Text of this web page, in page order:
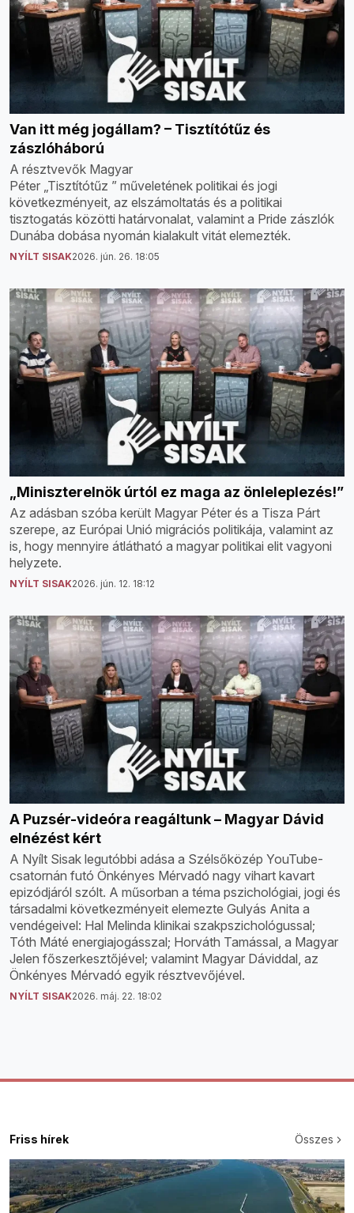
Van itt még jogállam? – Tisztítótűz és
zászlóháború
A résztvevők Magyar
Péter „Tisztítótűz ” műveletének politikai és jogi
következményeit, az elszámoltatás és a politikai
tisztogatás közötti határvonalat, valamint a Pride zászlók
Dunába dobása nyomán kialakult vitát elemezték.
NYÍLT SISAK2026. jún. 26. 18:05
„Miniszterelnök úrtól ez maga az önleleplezés!”
Az adásban szóba került Magyar Péter és a Tisza Párt
szerepe, az Európai Unió migrációs politikája, valamint az
is, hogy mennyire átlátható a magyar politikai elit vagyoni
helyzete.
NYÍLT SISAK2026. jún. 12. 18:12
A Puzsér-videóra reagáltunk – Magyar Dávid
elnézést kért
A Nyílt Sisak legutóbbi adása a Szélsőközép YouTube-
csatornán futó Önkényes Mérvadó nagy vihart kavart
epizódjáról szólt. A műsorban a téma pszichológiai, jogi és
társadalmi következményeit elemezte Gulyás Anita a
vendégeivel: Hal Melinda klinikai szakpszichológussal;
Tóth Máté energiajogásszal; Horváth Tamással, a Magyar
Jelen főszerkesztőjével; valamint Magyar Dáviddal, az
Önkényes Mérvadó egyik résztvevőjével.
NYÍLT SISAK2026. máj. 22. 18:02
Friss hírek Összes